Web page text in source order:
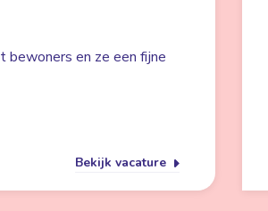
bewoners en ze een fijne
Bekijk vacature